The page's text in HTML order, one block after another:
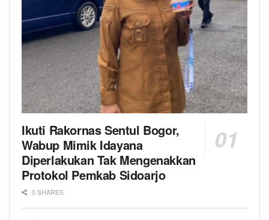
Ikuti Rakornas Sentul Bogor,
Wabup Mimik Idayana
Diperlakukan Tak Mengenakkan
Protokol Pemkab Sidoarjo
0 SHARES